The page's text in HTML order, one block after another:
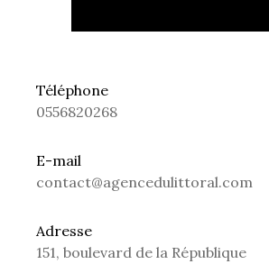
Téléphone
0556820268
E-mail
contact@agencedulittoral.com
Adresse
151, boulevard de la République